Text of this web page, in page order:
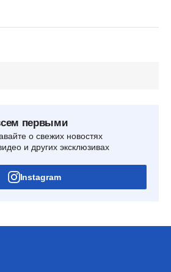
первыми
о свежих новостях
и других эксклюзивах
Instagram